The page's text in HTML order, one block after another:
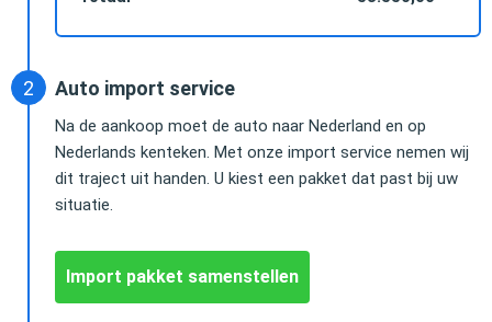
Auto import service
Na de aankoop moet de auto naar Nederland en op
Nederlands kenteken. Met onze import service nemen wij
dit traject uit handen. U kiest een pakket dat past bij uw
situatie.
Import pakket samenstellen